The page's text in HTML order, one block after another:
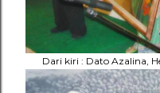
Dari kiri : Dato Azalina,